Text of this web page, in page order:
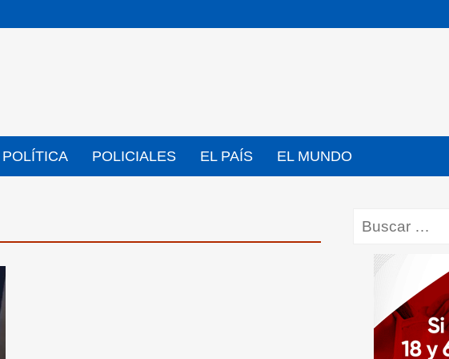
POLÍTICA POLICIALES EL PAÍS EL MUNDO
Buscar: